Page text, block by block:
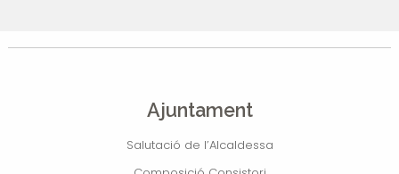
Ajuntament
Salutació de l’Alcaldessa